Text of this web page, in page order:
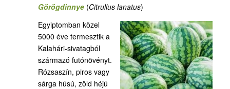
Görögdinnye(Citrullus lanatus)
Egyiptomban közel
5000 éve termesztik a
Kalahári-sivatagból
származó futónövényt.
Rózsaszín, piros vagy
sárga húsú, zöld héjú